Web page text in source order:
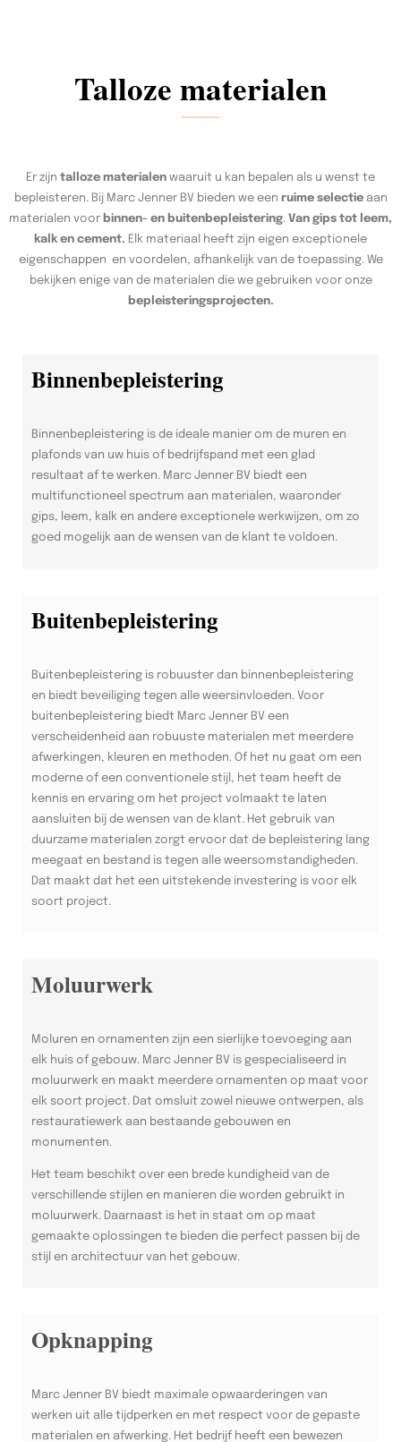
Talloze materialen
Er zijn talloze materialen waaruit u kan bepalen als u wenst te
bepleisteren. Bij Marc Jenner BV bieden we een ruime selectieaan
materialen voor binnen- en buitenbepleistering. Van gips tot leem,
kalk en cement. Elk materiaal heeft zijn eigen exceptionele
eigenschappen en voordelen, afhankelijk van de toepassing. We
bekijken enige van de materialen die we gebruiken voor onze
bepleisteringsprojecten.
Binnenbepleistering
Binnenbepleistering is de ideale manier om de muren en
plafonds van uw huis of bedrijfspand met een glad
resultaat af te werken. Marc Jenner BV biedt een
multifunctioneel spectrum aan materialen, waaronder
gips, leem, kalk en andere exceptionele werkwijzen, om zo
goed mogelijk aan de wensen van de klant te voldoen.
Buitenbepleistering
Buitenbepleistering is robuuster dan binnenbepleistering
en biedt beveiliging tegen alle weersinvloeden. Voor
buitenbepleistering biedt Marc Jenner BV een
verscheidenheid aan robuuste materialen met meerdere
afwerkingen, kleuren en methoden. Of het nu gaat om een
moderne of een conventionele stijl, het team heeft de
kennis en ervaring om het project volmaakt te laten
aansluiten bij de wensen van de klant. Het gebruik van
duurzame materialen zorgt ervoor dat de bepleistering lang
meegaat en bestand is tegen alle weersomstandigheden.
Dat maakt dat het een uitstekende investering is voor elk
soort project.
Moluurwerk
Moluren en ornamenten zijn een sierlijke toevoeging aan
elk huis of gebouw. Marc Jenner BV is gespecialiseerd in
moluurwerk en maakt meerdere ornamenten op maat voor
elk soort project. Dat omsluit zowel nieuwe ontwerpen, als
restauratiewerk aan bestaande gebouwen en
monumenten.
Het team beschikt over een brede kundigheid van de
verschillende stijlen en manieren die worden gebruikt in
moluurwerk. Daarnaast is het in staat om op maat
gemaakte oplossingen te bieden die perfect passen bij de
stijl en architectuur van het gebouw.
Opknapping
Marc Jenner BV biedt maximale opwaarderingen van
werken uit alle tijdperken en met respect voor de gepaste
materialen en afwerking. Het bedrijf heeft een bewezen